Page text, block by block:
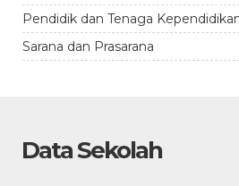
Pendidik dan Tenaga
Sarana dan Prasarana
Data Sekolah